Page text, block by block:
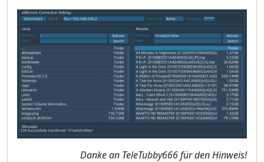
Danke an TeleTubby666 für den Hinweis!